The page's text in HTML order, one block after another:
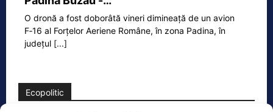
O dronă a fost doborâtă vineri dimineață de un avion
F‑16 al Forțelor Aeriene Române, în zona Padina, în
județul [...]
Ecopolitic